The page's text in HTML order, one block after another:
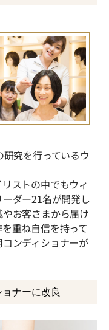
究を行っているウ
ストの中でもウィ
ダー21名が開発し
お客さまから届け
重ね自信を持って
ンディショナーが
ナーに改良